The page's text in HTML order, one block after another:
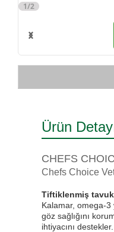
1/2
Ürün
CHEFS
Chefs Choice
Tiftiklenmiş
Kalamar, omega-3
göz sağlığını
ihtiyacını destekler.